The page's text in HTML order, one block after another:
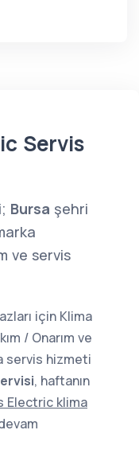
Servis
Bursa şehri
ve servis
için Klima
/ Onarım ve
servis hizmeti
, haftanın
Electric klima